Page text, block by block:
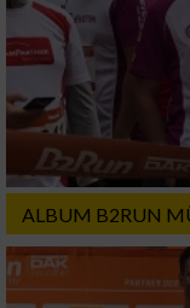
ALBUM B2RUN